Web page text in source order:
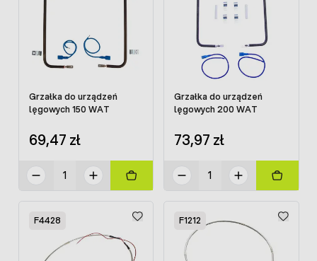
Grzałka do urządzeń
lęgowych 150 WAT
69,47 zł
Grzałka do urządzeń
lęgowych 200 WAT
73,97 zł
F4428 F1212